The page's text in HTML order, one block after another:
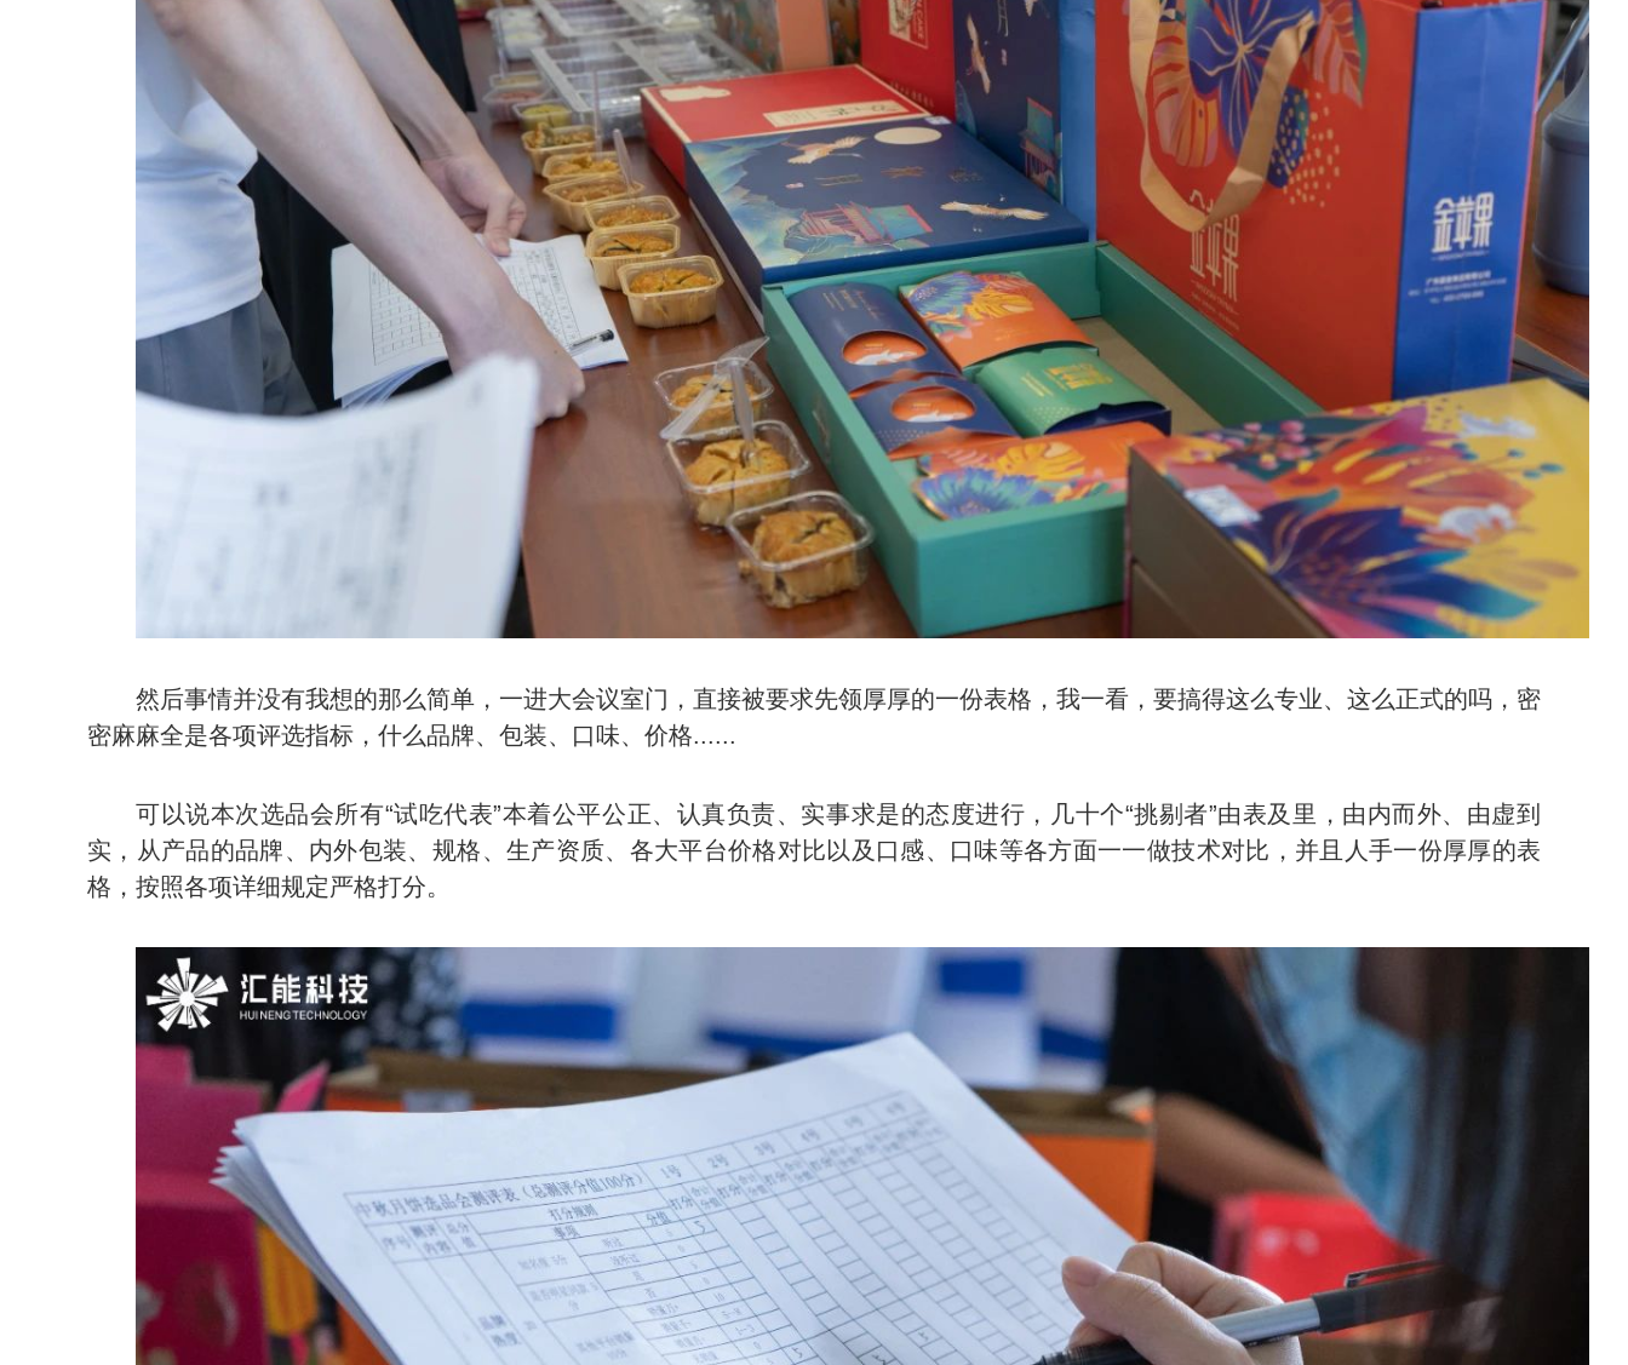
然后事情并没有我想的那么简单，一进大会议室门，直接被要求先领厚厚的一份表格，我一看，要搞得这么专业、这么正式的吗，密
密麻麻全是各项评选指标，什么品牌、包装、口味、价格......
可以说本次选品会所有“试吃代表”本着公平公正、认真负责、实事求是的态度进行，几十个“挑剔者”由表及里，由内而外、由虚到
实，从产品的品牌、内外包装、规格、生产资质、各大平台价格对比以及口感、口味等各方面一一做技术对比，并且人手一份厚厚的表
格，按照各项详细规定严格打分。